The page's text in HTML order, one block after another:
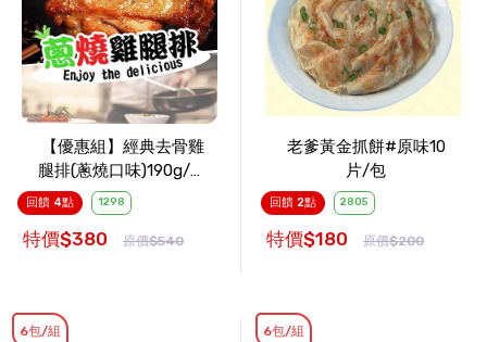
【優惠組】經典去骨雞
腿排(蔥燒口味)190g/包
x6包
回饋 4點 1298
特價$380 原價$540
老爹黃金抓餅#原味10
片/包
回饋 2點 2805
特價$180 原價$200
6包/組 6包/組